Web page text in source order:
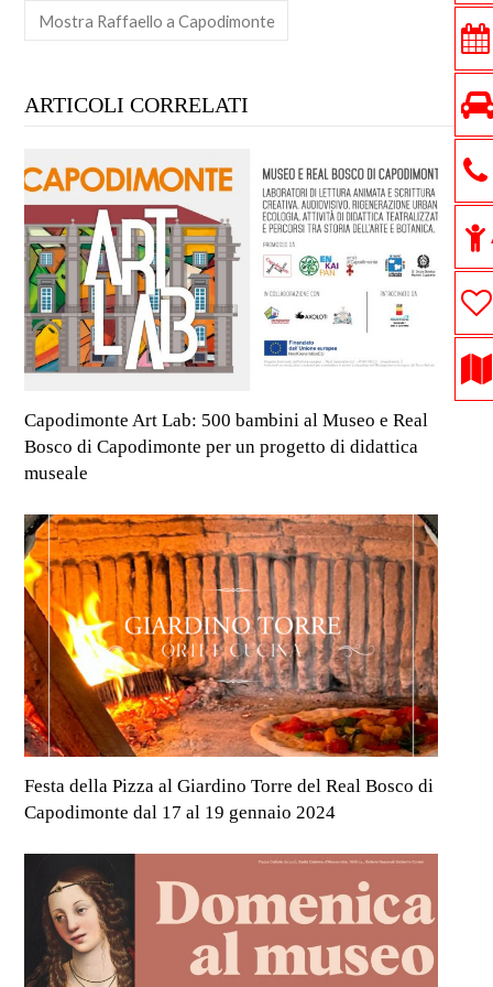
Mostra Raffaello a Capodimonte
ARTICOLI CORRELATI
Capodimonte Art Lab: 500 bambini al Museo e Real
Bosco di Capodimonte per un progetto di didattica
museale
Festa della Pizza al Giardino Torre del Real Bosco di
Capodimonte dal 17 al 19 gennaio 2024